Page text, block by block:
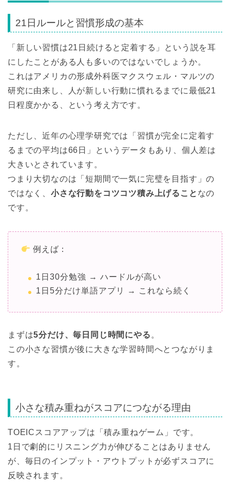
21日ルールと習慣形成の基本
「新しい習慣は21日続けると定着する」という説を耳
にしたことがある人も多いのではないでしょうか。
これはアメリカの形成外科医マクスウェル・マルツの
研究に由来し、人が新しい行動に慣れるまでに最低21
日程度かかる、という考え方です。
ただし、近年の心理学研究では「習慣が完全に定着す
るまでの平均は66日」というデータもあり、個人差は
大きいとされています。
つまり大切なのは「短期間で一気に完璧を目指す」の
ではなく、 小さな行動をコツコツ積み上げること なの
です。
例えば：
1日30分勉強 → ハードルが高い
1日5分だけ単語アプリ → これなら続く
まずは5分だけ、毎日同じ時間にやる 。
この小さな習慣が後に大きな学習時間へとつながりま
す。
小さな積み重ねがスコアにつながる理由
TOEICスコアアップは「積み重ねゲーム」です。
1日で劇的にリスニング力が伸びることはありません
が、毎日のインプット・アウトプットが必ずスコアに
反映されます。